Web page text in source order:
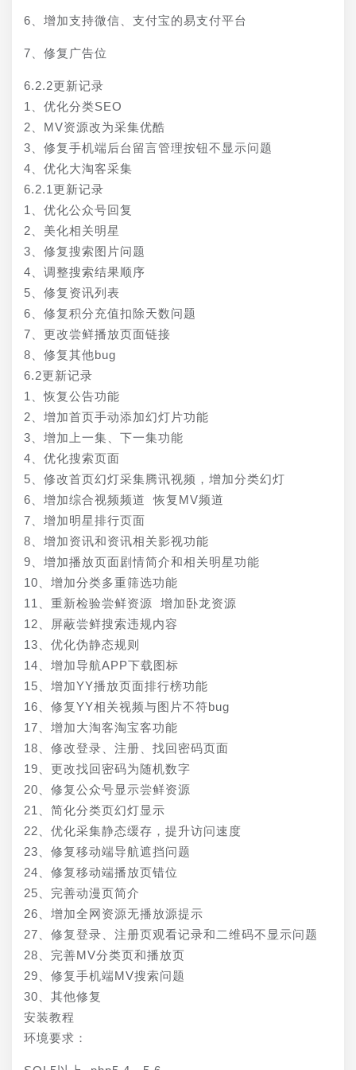
6、增加支持微信、支付宝的易支付平台
7、修复广告位
6.2.2更新记录
1、优化分类SEO
2、MV资源改为采集优酷
3、修复手机端后台留言管理按钮不显示问题
4、优化大淘客采集
6.2.1更新记录
1、优化公众号回复
2、美化相关明星
3、修复搜索图片问题
4、调整搜索结果顺序
5、修复资讯列表
6、修复积分充值扣除天数问题
7、更改尝鲜播放页面链接
8、修复其他bug
6.2更新记录
1、恢复公告功能
2、增加首页手动添加幻灯片功能
3、增加上一集、下一集功能
4、优化搜索页面
5、修改首页幻灯采集腾讯视频，增加分类幻灯
6、增加综合视频频道 恢复MV频道
7、增加明星排行页面
8、增加资讯和资讯相关影视功能
9、增加播放页面剧情简介和相关明星功能
10、增加分类多重筛选功能
11、重新检验尝鲜资源 增加卧龙资源
12、屏蔽尝鲜搜索违规内容
13、优化伪静态规则
14、增加导航APP下载图标
15、增加YY播放页面排行榜功能
16、修复YY相关视频与图片不符bug
17、增加大淘客淘宝客功能
18、修改登录、注册、找回密码页面
19、更改找回密码为随机数字
20、修复公众号显示尝鲜资源
21、简化分类页幻灯显示
22、优化采集静态缓存，提升访问速度
23、修复移动端导航遮挡问题
24、修复移动端播放页错位
25、完善动漫页简介
26、增加全网资源无播放源提示
27、修复登录、注册页观看记录和二维码不显示问题
28、完善MV分类页和播放页
29、修复手机端MV搜索问题
30、其他修复
安装教程
环境要求：